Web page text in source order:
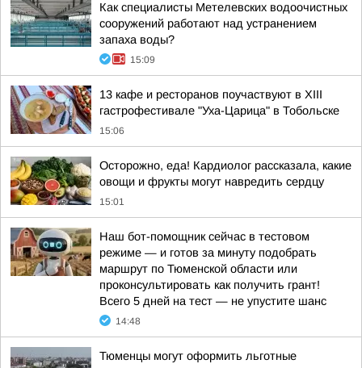
Как специалисты Метелевских водоочистных
сооружений работают над устранением
запаха воды?
15:09
13 кафе и ресторанов поучаствуют в XIII
гастрофестивале "Уха-Царица" в Тобольске
15:06
Осторожно, еда! Кардиолог рассказала, какие
овощи и фрукты могут навредить сердцу
15:01
Наш бот-помощник сейчас в тестовом
режиме — и готов за минуту подобрать
маршрут по Тюменской области или
проконсультировать как получить грант!
Всего 5 дней на тест — не упустите шанс
14:48
Тюменцы могут оформить льготные